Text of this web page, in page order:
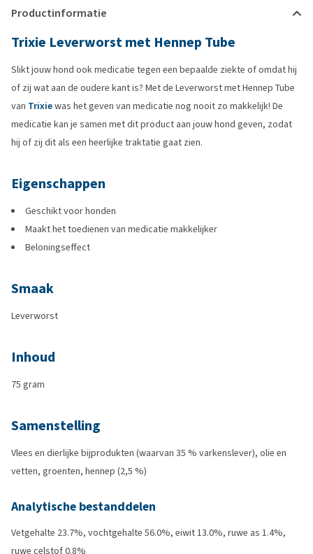
Productinformatie
Trixie Leverworst met Hennep Tube
Slikt jouw hond ook medicatie tegen een bepaalde ziekte of omdat hij
of zij wat aan de oudere kant is? Met de Leverworst met Hennep Tube
van Trixiewas het geven van medicatie nog nooit zo makkelijk! De
medicatie kan je samen met dit product aan jouw hond geven, zodat
hij of zij dit als een heerlijke traktatie gaat zien.
Eigenschappen
Geschikt voor honden
Maakt het toedienen van medicatie makkelijker
Beloningseffect
Smaak
Leverworst
Inhoud
75 gram
Samenstelling
Vlees en dierlijke bijprodukten (waarvan 35 % varkenslever), olie en
vetten, groenten, hennep (2,5 %)
Analytische bestanddelen
Vetgehalte 23.7%, vochtgehalte 56.0%, eiwit 13.0%, ruwe as 1.4%,
ruwe celstof 0.8%